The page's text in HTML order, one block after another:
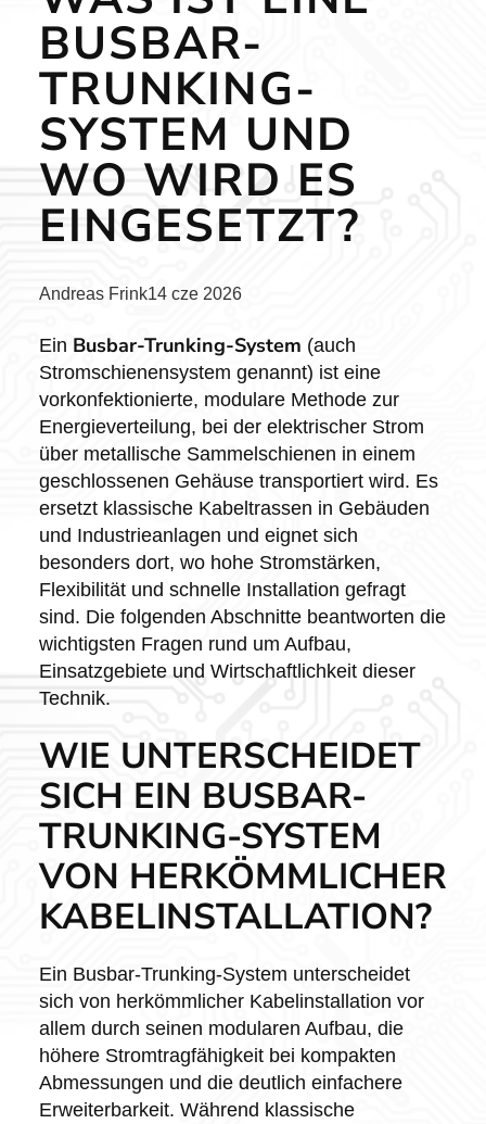
BUSBAR-
TRUNKING-
SYSTEM UND
WO WIRD ES
EINGESETZT?
Posted
Andreas Frink14 cze 2026
Ein Busbar-Trunking-System (auch
Stromschienensystem genannt) ist eine
vorkonfektionierte, modulare Methode zur
Energieverteilung, bei der elektrischer Strom
über metallische Sammelschienen in einem
geschlossenen Gehäuse transportiert wird. Es
ersetzt klassische Kabeltrassen in Gebäuden
und Industrieanlagen und eignet sich
besonders dort, wo hohe Stromstärken,
Flexibilität und schnelle Installation gefragt
sind. Die folgenden Abschnitte beantworten die
wichtigsten Fragen rund um Aufbau,
Einsatzgebiete und Wirtschaftlichkeit dieser
Technik.
WIE UNTERSCHEIDET
SICH EIN BUSBAR-
TRUNKING-SYSTEM
VON HERKÖMMLICHER
KABELINSTALLATION?
Ein Busbar-Trunking-System unterscheidet
sich von herkömmlicher Kabelinstallation vor
allem durch seinen modularen Aufbau, die
höhere Stromtragfähigkeit bei kompakten
Abmessungen und die deutlich einfachere
Erweiterbarkeit. Während klassische